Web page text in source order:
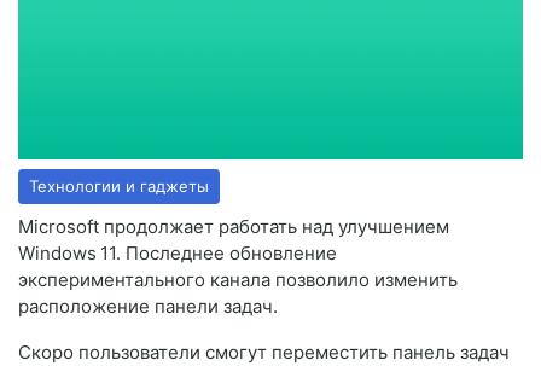
Технологии и гаджеты
Microsoft продолжает работать над улучшением
Windows 11. Последнее обновление
экспериментального канала позволило изменить
расположение панели задач.
Скоро пользователи смогут переместить панель задач